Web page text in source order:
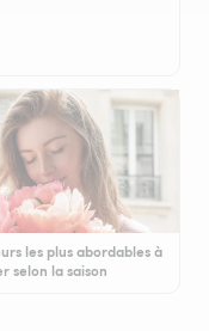
les plus abordables à
selon la saison